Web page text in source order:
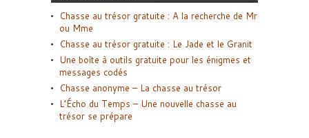
Chasse au trésor gratuite : A la recherche de Mr
ou Mme
Chasse au trésor gratuite : Le Jade et le Granit
Une boîte à outils gratuite pour les énigmes et
messages codés
Chasse anonyme – La chasse au trésor
L’Écho du Temps – Une nouvelle chasse au
trésor se prépare